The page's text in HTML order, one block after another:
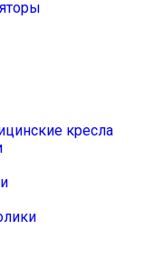
кресла